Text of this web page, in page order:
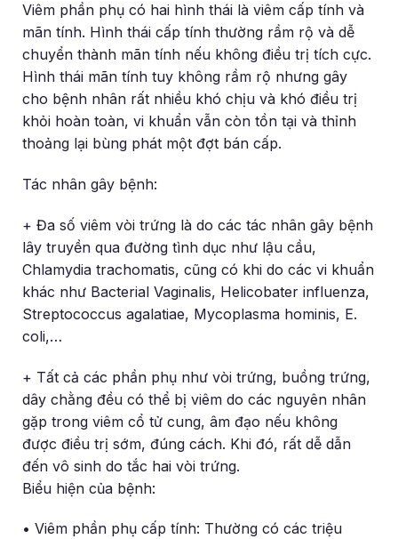
Viêm phần phụ có hai hình thái là viêm cấp tính và
mãn tính. Hình thái cấp tính thường rầm rộ và dễ
chuyển thành mãn tính nếu không điều trị tích cực.
Hình thái mãn tính tuy không rầm rộ nhưng gây
cho bệnh nhân rất nhiều khó chịu và khó điều trị
khỏi hoàn toàn, vi khuẩn vẫn còn tồn tại và thỉnh
thoảng lại bùng phát một đợt bán cấp.
Tác nhân gây bệnh:
+ Đa số viêm vòi trứng là do các tác nhân gây bệnh
lây truyền qua đường tình dục như lậu cầu,
Chlamydia trachomatis, cũng có khi do các vi khuẩn
khác như Bacterial Vaginalis, Helicobater influenza,
Streptococcus agalatiae, Mycoplasma hominis, E.
coli,…
+ Tất cả các phần phụ như vòi trứng, buồng trứng,
dây chằng đều có thể bị viêm do các nguyên nhân
gặp trong viêm cổ tử cung, âm đạo nếu không
được điều trị sớm, đúng cách. Khi đó, rất dễ dẫn
đến vô sinh do tắc hai vòi trứng.
Biểu hiện của bệnh:
• Viêm phần phụ cấp tính: Thường có các triệu